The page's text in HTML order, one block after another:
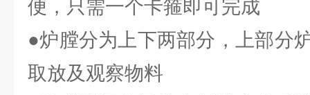
便，只需一个卡箍即可完成
●炉膛分为上下两部分，上部分
取放及观察物料